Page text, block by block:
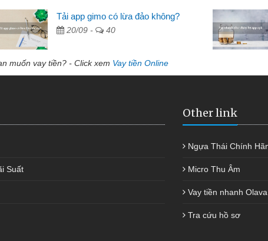
vốn nhập
tôi đã giải
cần có 2 triệu để giải quyết
được thôi. Cảm ơn đã giúp tôi
Tải app gimo có lừa đảo không?
20/09 - 40
muốn vay tiền? - Click xem Vay tiền Online
Suất
Other link
Ngựa Thái Chính
Micro Thu Âm
Vay tiền nhanh Olava
Tra cứu hồ sơ